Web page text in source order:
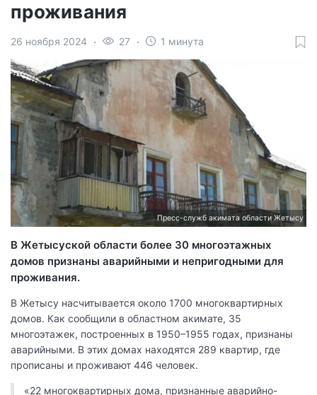
проживания
26 ноября 2024 27 1 минута
Пресс-служб акимата области Жетысу
В Жетысуской области более 30 многоэтажных
домов признаны аварийными и непригодными для
проживания.
В Жетысу насчитывается около 1700 многоквартирных
домов. Как сообщили в областном акимате, 35
многоэтажек, построенных в 1950–1955 годах, признаны
аварийными. В этих домах находятся 289 квартир, где
прописаны и проживают 446 человек.
«22 многоквартирных дома, признанные аварийно-